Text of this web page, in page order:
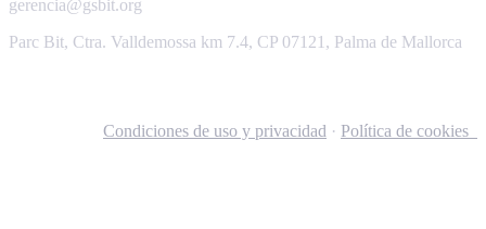
gerencia@gsbit.org
Parc Bit, Ctra. Valldemossa km 7.4, CP 07121, Palma de Mallorca
Condiciones de uso y privacidad · Política de cookies